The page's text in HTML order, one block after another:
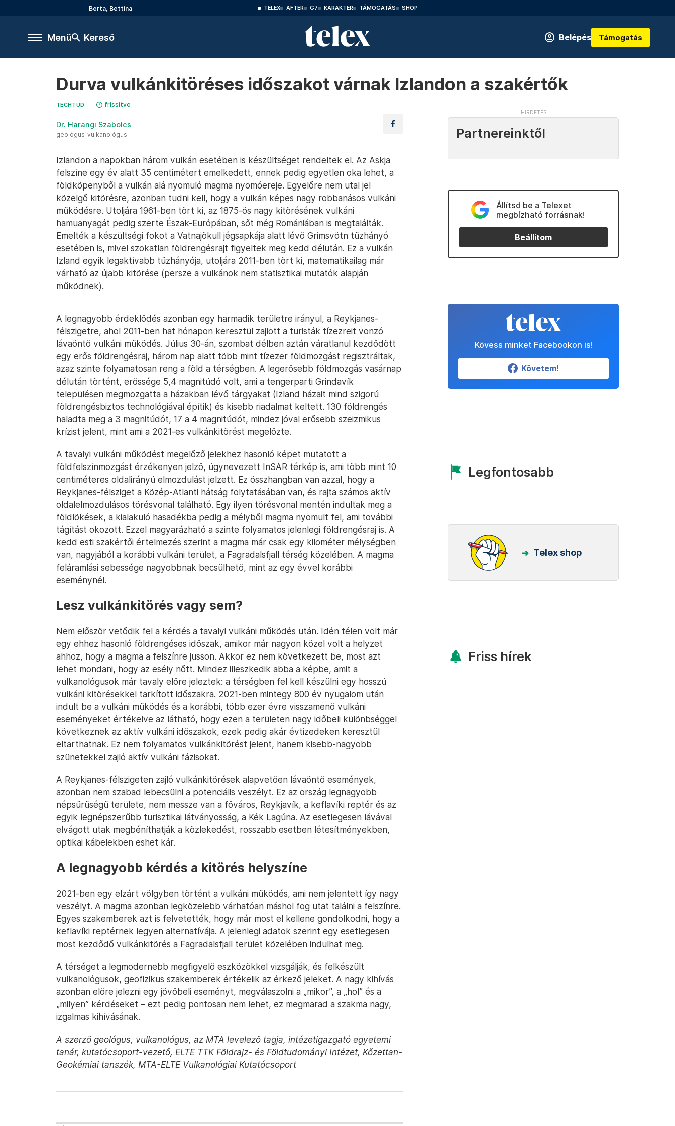
Berta, Bettina TELEX AFTER G7 KARAKTER TÁMOGATÁS SHOP
Menü Kereső Belépés Támogatás
Durva vulkánkitöréses időszakot várnak Izlandon a szakértők
TECHTUD frissítve
Dr. Harangi Szabolcs
geológus-vulkanológus
Izlandon a napokban három vulkán esetében is készültséget rendeltek el. Az Askja
felszíne egy év alatt 35 centimétert emelkedett, ennek pedig egyetlen oka lehet, a
földköpenyből a vulkán alá nyomuló magma nyomóereje. Egyelőre nem utal jel
közelgő kitörésre, azonban tudni kell, hogy a vulkán képes nagy robbanásos vulkáni
működésre. Utoljára 1961-ben tört ki, az 1875-ös nagy kitörésének vulkáni
hamuanyagát pedig szerte Észak-Európában, sőt még Romániában is megtalálták.
Emelték a készültségi fokot a Vatnajökull jégsapkája alatt lévő Grimsvötn tűzhányó
esetében is, mivel szokatlan földrengésrajt figyeltek meg kedd délután. Ez a vulkán
Izland egyik legaktívabb tűzhányója, utoljára 2011-ben tört ki, matematikailag már
várható az újabb kitörése (persze a vulkánok nem statisztikai mutatók alapján
működnek).
A legnagyobb érdeklődés azonban egy harmadik területre irányul, a Reykjanes-
félszigetre, ahol 2011-ben hat hónapon keresztül zajlott a turisták tízezreit vonzó
lávaöntő vulkáni működés. Július 30-án, szombat délben aztán váratlanul kezdődött
egy erős földrengésraj, három nap alatt több mint tízezer földmozgást regisztráltak,
azaz szinte folyamatosan reng a föld a térségben. A legerősebb földmozgás vasárnap
délután történt, erőssége 5,4 magnitúdó volt, ami a tengerparti Grindavík
településen megmozgatta a házakban lévő tárgyakat (Izland házait mind szigorú
földrengésbiztos technológiával építik) és kisebb riadalmat keltett. 130 földrengés
haladta meg a 3 magnitúdót, 17 a 4 magnitúdót, mindez jóval erősebb szeizmikus
krízist jelent, mint ami a 2021-es vulkánkitörést megelőzte.
A tavalyi vulkáni működést megelőző jelekhez hasonló képet mutatott a
földfelszínmozgást érzékenyen jelző, úgynevezett InSAR térkép is, ami több mint 10
centiméteres oldalirányú elmozdulást jelzett. Ez összhangban van azzal, hogy a
Reykjanes-félsziget a Közép-Atlanti hátság folytatásában van, és rajta számos aktív
oldalelmozdulásos törésvonal található. Egy ilyen törésvonal mentén indultak meg a
földlökések, a kialakuló hasadékba pedig a mélyből magma nyomult fel, ami további
tágítást okozott. Ezzel magyarázható a szinte folyamatos jelenlegi földrengésraj is. A
kedd esti szakértői értelmezés szerint a magma már csak egy kilométer mélységben
van, nagyjából a korábbi vulkáni terület, a Fagradalsfjall térség közelében. A magma
feláramlási sebessége nagyobbnak becsülhető, mint az egy évvel korábbi
eseménynél.
Lesz vulkánkitörés vagy sem?
Nem először vetődik fel a kérdés a tavalyi vulkáni működés után. Idén télen volt már
egy ehhez hasonló földrengéses időszak, amikor már nagyon közel volt a helyzet
ahhoz, hogy a magma a felszínre jusson. Akkor ez nem következett be, most azt
lehet mondani, hogy az esély nőtt. Mindez illeszkedik abba a képbe, amit a
vulkanológusok már tavaly előre jeleztek: a térségben fel kell készülni egy hosszú
vulkáni kitörésekkel tarkított időszakra. 2021-ben mintegy 800 év nyugalom után
indult be a vulkáni működés és a korábbi, több ezer évre visszamenő vulkáni
eseményeket értékelve az látható, hogy ezen a területen nagy időbeli különbséggel
következnek az aktív vulkáni időszakok, ezek pedig akár évtizedeken keresztül
eltarthatnak. Ez nem folyamatos vulkánkitörést jelent, hanem kisebb-nagyobb
szünetekkel zajló aktív vulkáni fázisokat.
A Reykjanes-félszigeten zajló vulkánkitörések alapvetően lávaöntő események,
azonban nem szabad lebecsülni a potenciális veszélyt. Ez az ország legnagyobb
népsűrűségű területe, nem messze van a főváros, Reykjavík, a keflavíki reptér és az
egyik legnépszerűbb turisztikai látványosság, a Kék Lagúna. Az esetlegesen lávával
elvágott utak megbéníthatják a közlekedést, rosszabb esetben létesítményekben,
optikai kábelekben eshet kár.
A legnagyobb kérdés a kitörés helyszíne
2021-ben egy elzárt völgyben történt a vulkáni működés, ami nem jelentett így nagy
veszélyt. A magma azonban legközelebb várhatóan máshol fog utat találni a felszínre.
Egyes szakemberek azt is felvetették, hogy már most el kellene gondolkodni, hogy a
keflavíki reptérnek legyen alternatívája. A jelenlegi adatok szerint egy esetlegesen
most kezdődő vulkánkitörés a Fagradalsfjall terület közelében indulhat meg.
A térséget a legmodernebb megfigyelő eszközökkel vizsgálják, és felkészült
vulkanológusok, geofizikus szakemberek értékelik az érkező jeleket. A nagy kihívás
azonban előre jelezni egy jövőbeli eseményt, megválaszolni a „mikor”, a „hol” és a
„milyen” kérdéseket – ezt pedig pontosan nem lehet, ez megmarad a szakma nagy,
izgalmas kihívásának.
A szerző geológus, vulkanológus, az MTA levelező tagja, intézetigazgató egyetemi
tanár, kutatócsoport-vezető, ELTE TTK Földrajz- és Földtudományi Intézet, Kőzettan-
Geokémiai tanszék, MTA-ELTE Vulkanológiai Kutatócsoport
Partnereinktől
Állítsd be a Telexet
megbízható forrásnak!
Beállítom
Kövess minket Facebookon is!
Követem!
Legfontosabb
Telex shop
Friss hírek